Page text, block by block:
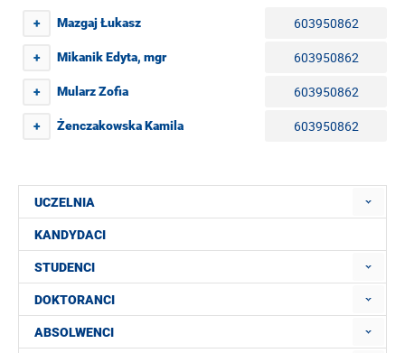
+ Mazgaj Łukasz 603950862
+ Mikanik Edyta, mgr 603950862
+ Mularz Zofia 603950862
+ Żenczakowska Kamila 603950862
UCZELNIA
KANDYDACI
STUDENCI
DOKTORANCI
ABSOLWENCI